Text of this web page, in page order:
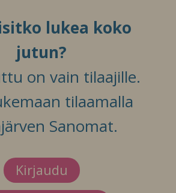
lukea koko
jutun?
on vain tilaajille.
tilaamalla
Sanomat.
Kirjaudu